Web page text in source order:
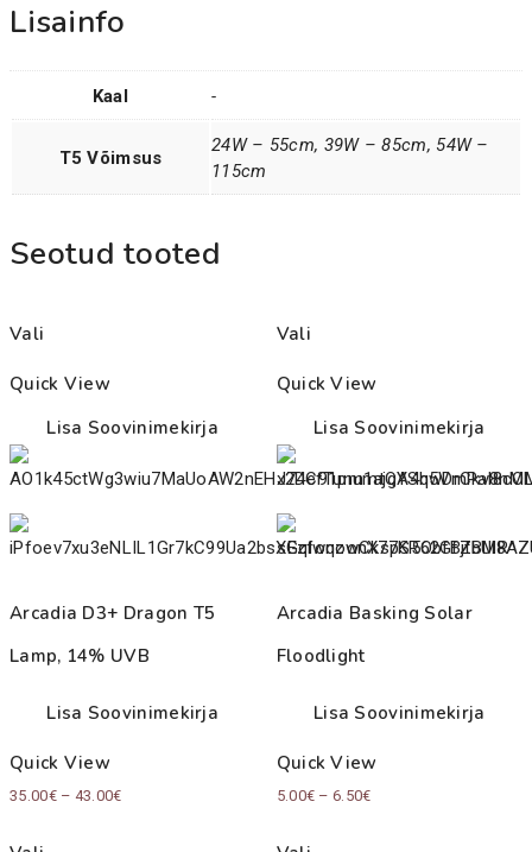
Lisainfo
Kaal -
T5 Võimsus
24W – 55cm, 39W – 85cm, 54W –
115cm
Seotud tooted
Vali
Quick View
Lisa Soovinimekirja
Arcadia D3+ Dragon T5
Lamp, 14% UVB
Lisa Soovinimekirja
Quick View
35.00€ – 43.00€Price
Vali
Quick View
Lisa Soovinimekirja
Arcadia Basking Solar
Floodlight
Lisa Soovinimekirja
Quick View
5.00€ – 6.50€Price